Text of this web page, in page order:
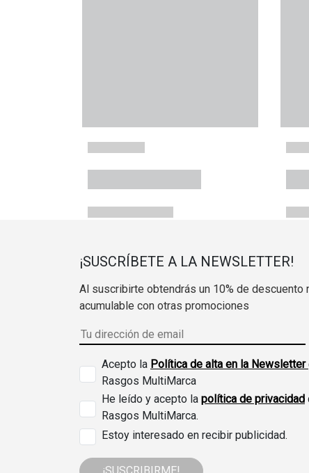
¡SUSCRÍBETE A LA NEWSLETTER!
Al suscribirte obtendrás un 10% de descuento
acumulable con otras promociones
Acepto la Política de alta en la Newsletter
Rasgos MultiMarca
He leído y acepto la política de privacidad
Rasgos MultiMarca.
Estoy interesado en recibir publicidad.